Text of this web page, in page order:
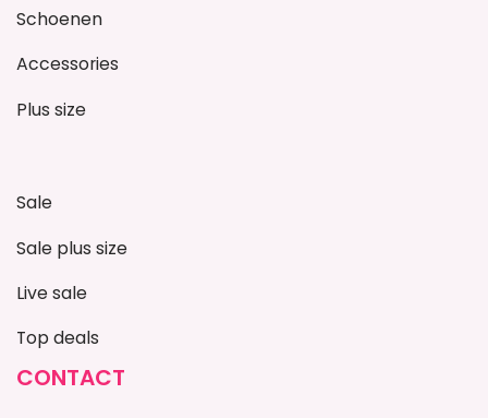
Schoenen
Accessories
Plus size
Sale
Sale plus size
Live sale
Top deals
CONTACT